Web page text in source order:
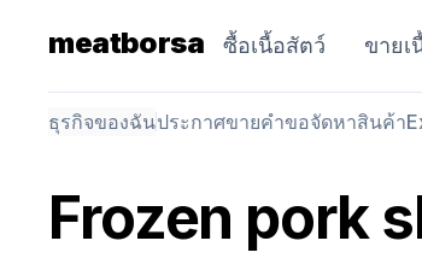
meatborsa ซื้อเนื้อสัตว์ ขายเ
ธุรกิจของฉันประกาศขายคำขอจัดหาสินค้า
Frozen pork